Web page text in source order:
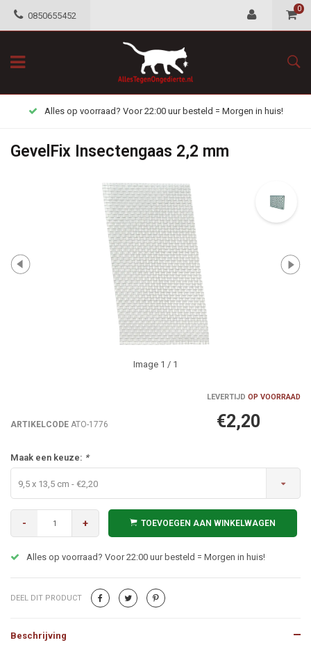
0850655452
0
Alles op voorraad? Voor 22:00 uur besteld = Morgen in huis!
GevelFix Insectengaas 2,2 mm
Image 1 / 1
LEVERTIJD OP VOORRAAD
ARTIKELCODE ATO-1776 €2,20
Maak een keuze: *
9,5 x 13,5 cm - €2,20
- + TOEVOEGEN AAN WINKELWAGEN
Alles op voorraad? Voor 22:00 uur besteld = Morgen in huis!
DEEL DIT PRODUCT
Beschrijving